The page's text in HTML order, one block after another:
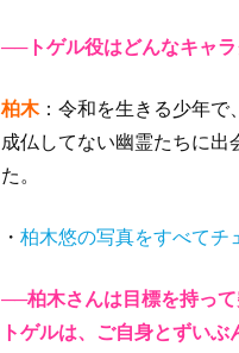
──トゲル役はどんなキャ
柏木：令和を生きる少年で
成仏してない幽霊たちに
た。
・ 柏木悠の写真をすべてチ
──柏木さんは目標を持っ
トゲルは、ご自身とずいぶ